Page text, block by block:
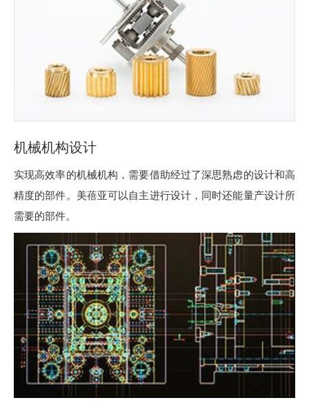
机械机构设计
实现高效率的机械机构，需要借助经过了深思熟虑的设计和高
精度的部件。美蓓亚可以自主进行设计，同时还能量产设计所
需要的部件。